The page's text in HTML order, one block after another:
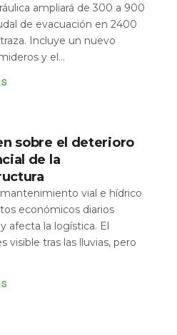
ampliará de 300 a 900
de evacuación en 2400
Incluye un nuevo
y el...
sobre el deterioro
de la
vial e hídrico
económicos diarios
afecta la logística. El
visible tras las lluvias, pero